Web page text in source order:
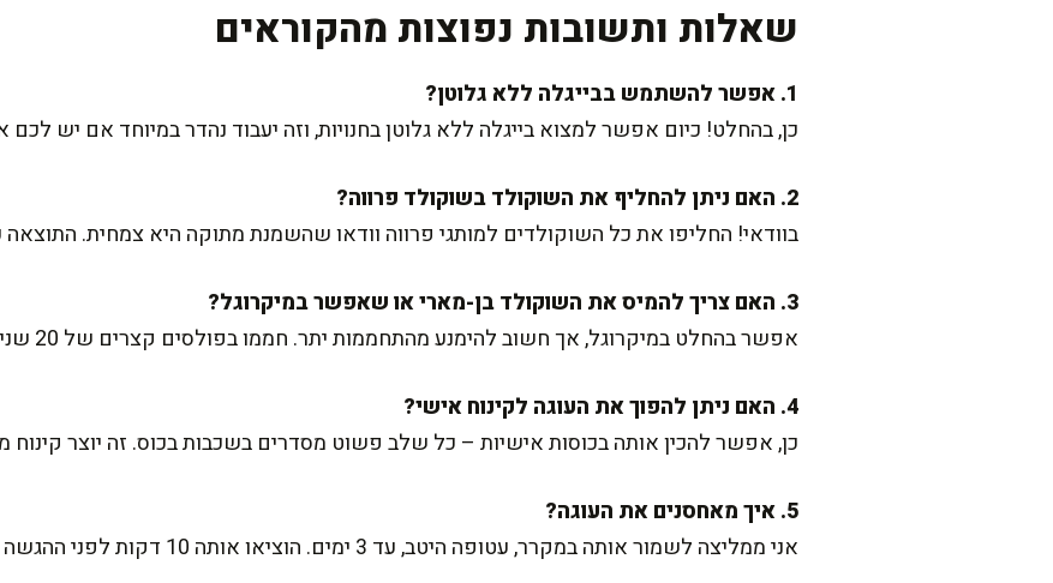
שאלות ותשובות נפוצות מהקוראים
1. אפשר להשתמש בבייגלה ללא גלוטן?
כן, בהחלט! כיום אפשר למצוא בייגלה ללא גלוטן בחנויות, וזה יעבוד נהדר במיוחד אם יש לכם
2. האם ניתן להחליף את השוקולד בשוקולד פרווה?
בוודאי! החליפו את כל השוקולדים למותגי פרווה וודאו שהשמנת מתוקה היא צמחית. התוצאה
3. האם צריך להמיס את השוקולד בן-מארי או שאפשר במיקרוגל?
אפשר בהחלט במיקרוגל, אך חשוב להימנע מהתחממות יתר. חממו בפולסים קצרים של 20 שניות וערבבו בין לבין.
4. האם ניתן להפוך את העוגה לקינוח אישי?
כן, אפשר להכין אותה בכוסות אישיות – כל שלב פשוט מסדרים בשכבות בכוס. זה יוצר קינוח
5. איך מאחסנים את העוגה?
אני ממליצה לשמור אותה במקרר, עטופה היטב, עד 3 ימים. הוציאו אותה 10 דקות לפני ההגשה כדי שתתרכך מעט.